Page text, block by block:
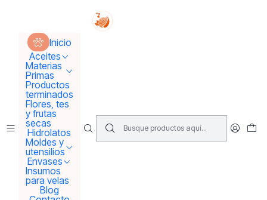
Inicio
Aceites
Materias
Primas
Productos
terminados
Flores, tes
y frutas
secas
Hidrolatos
Moldes y
utensilios
Envases
Insumos
para velas
Blog
Tus sueños se concretan aquí !!!
Aceite de Coco Comestible orgánico desodorizado